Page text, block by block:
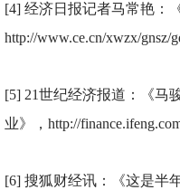
[4] 经济日报记者马常艳：
http://www.ce.cn/xwzx/gnsz/
[5] 21世纪经济报道：《马
业》，http://
[6] 搜狐财经讯：《这是半